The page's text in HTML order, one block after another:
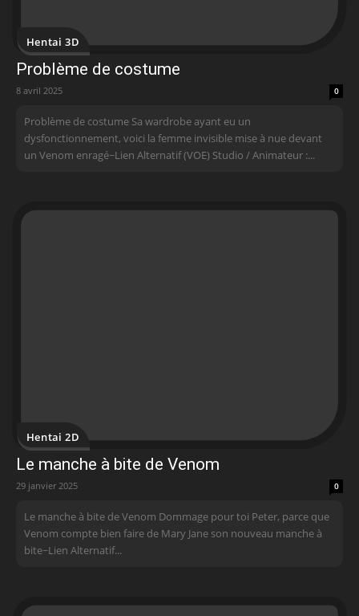
Hentai 3D
Problème de costume
8 avril 2025 0
Problème de costume Sa wardrobe ayant eu un
dysfonctionnement, voici la femme invisible mise à nue devant
un Venom enragé~Lien Alternatif (VOE) Studio / Animateur :...
Hentai 2D
Le manche à bite de Venom
29 janvier 2025 0
Le manche à bite de Venom Dommage pour toi Peter, parce que
Venom compte bien faire de Mary Jane son nouveau manche à
bite~ Lien Alternatif...